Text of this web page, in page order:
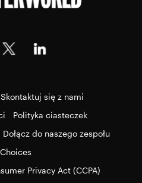
Skontaktuj się z nami
Polityka ciasteczek
Dołącz do naszego zespołu
Privacy Act (CCPA)